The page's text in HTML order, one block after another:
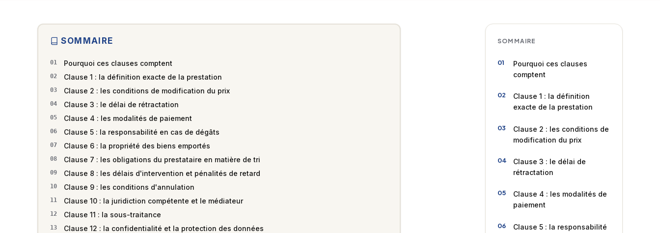
SOMMAIRE
Pourquoi ces clauses comptent
Clause 1 : la définition exacte de la prestation
Clause 2 : les conditions de modification du prix
Clause 3 : le délai de rétractation
Clause 4 : les modalités de paiement
Clause 5 : la responsabilité en cas de dégâts
Clause 6 : la propriété des biens emportés
Clause 7 : les obligations du prestataire en matière de tri
Clause 8 : les délais d'intervention et pénalités de retard
Clause 9 : les conditions d'annulation
Clause 10 : la juridiction compétente et le médiateur
Clause 11 : la sous-traitance
Clause 12 : la confidentialité et la protection des données
SOMMAIRE
Pourquoi ces clauses
comptent
Clause 1 : la définition
exacte de la prestation
Clause 2 : les conditions de
modification du prix
Clause 3 : le délai de
rétractation
Clause 4 : les modalités de
paiement
Clause 5 : la responsabilité